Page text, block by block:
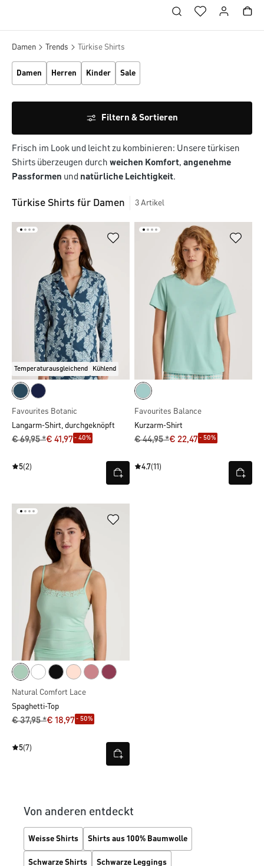
Damen Trends Türkise Shirts
Damen Herren Kinder Sale
Filtern & Sortieren
Frisch im Look und leicht zu kombinieren: Unsere türkisen
Shirts überzeugen durch weichen Komfort, angenehme
Passformen und natürliche Leichtigkeit.
Türkise Shirts für Damen 3 Artikel
Temperaturausgleichend Kühlend
Favourites Botanic
Langarm-Shirt, durchgeknöpft
€ 69,95 *€ 41,97- 40%
5(2)
Favourites Balance
Kurzarm-Shirt
€ 44,95 *€ 22,47- 50%
4.7(11)
Natural Comfort Lace
Spaghetti-Top
€ 37,95 *€ 18,97- 50%
5(7)
Von anderen entdeckt
Weisse Shirts Shirts aus 100% Baumwolle
Schwarze Shirts Schwarze Leggings